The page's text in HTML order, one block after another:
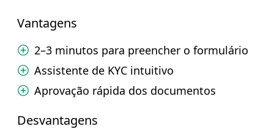
Vantagens
2–3 minutos para preencher o formulário
Assistente de KYC intuitivo
Aprovação rápida dos documentos
Desvantagens